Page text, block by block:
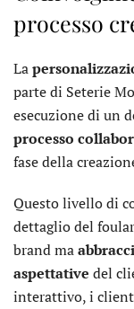
processo
La
parte di Seterie
esecuzione di un
processo
fase della
Questo livello di
dettaglio del
brand ma
aspettative del
interattivo, i